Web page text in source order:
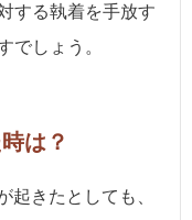
する執着を手放す
でしょう。
は？
起きたとしても、